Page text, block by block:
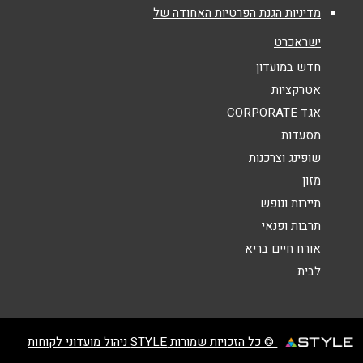
אנא חזרו אלי בקשר ל...
הודעה
מדיניות הגנת הפרטיות האחודה של
ישראכרט
חדש במועדון
אטרקציות
אגד CORPORATE
מסעדות
שופינג וצרכנות
מזון
תיירות ונופש
תרבות ופנאי
אורח חיים בריא
לבית
© כל הזכויות שמורות STYLE ניהול מועדוני לקוחות